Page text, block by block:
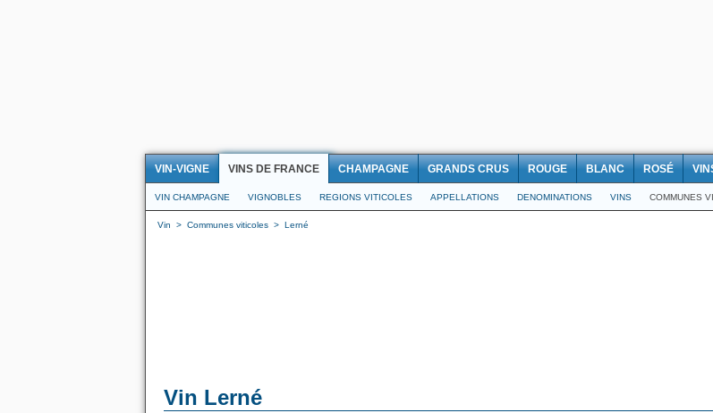
VIN-VIGNE VINS DE FRANCE CHAMPAGNE GRANDS CRUS ROUGE BLANC ROSÉ
VIN CHAMPAGNE VIGNOBLES REGIONS VITICOLES APPELLATIONS DENOMINATIONS VINS COMMUNES
Vin > Communes viticoles > Lerné
Vin Lerné